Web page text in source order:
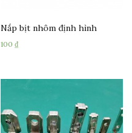
Nắp bịt nhôm định hình
100₫